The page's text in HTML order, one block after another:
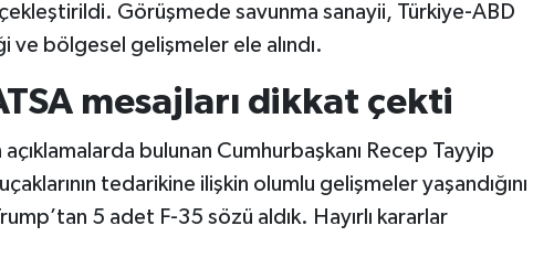
Görüşmede savunma sanayii, Türkiye-ABD
ve bölgesel gelişmeler ele alındı.
mesajları dikkat çekti
bulunan Cumhurbaşkanı Recep Tayyip
tedarikine ilişkin olumlu gelişmeler yaşandığını
5 adet F-35 sözü aldık. Hayırlı kararlar